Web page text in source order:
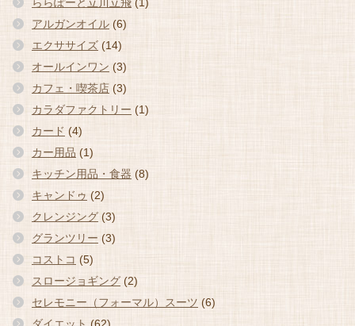
ららぽーと立川立飛 (1)
アルガンオイル (6)
エクササイズ (14)
オールインワン (3)
カフェ・喫茶店 (3)
カラダファクトリー (1)
カード (4)
カー用品 (1)
キッチン用品・食器 (8)
キャンドゥ (2)
クレンジング(3)
グランツリー (3)
コストコ (5)
スロージョギング (2)
セレモニー（フォーマル）スーツ (6)